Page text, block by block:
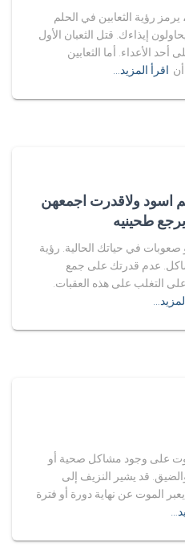
رؤية الثعابين في الحلم
إيذاءك. قتل الثعبان الأول
الأعداء. أما الثعابين
اقرأ المزيد…
ولاقدرت اجمعهن
طحينيه
في حياتك الحالية. رؤية
عدم قدرتك على جمع
التغلب على هذه العقبات.
على وجود مشاكل صحية أو
قد يشير النزيف إلى
الموت عن نهاية دورة أو فترة